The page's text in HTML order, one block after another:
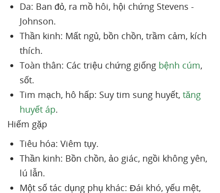
Da: Ban đỏ, ra mồ hôi, hội chứng Stevens -
Johnson.
Thần kinh: Mất ngủ, bồn chồn, trầm cảm, kích
thích.
Toàn thân: Các triệu chứng giống bệnh cúm,
sốt.
Tim mạch, hô hấp: Suy tim sung huyết, tăng
huyết áp.
Hiếm gặp
Tiêu hóa: Viêm tụy.
Thần kinh: Bồn chồn, ảo giác, ngồi không yên,
lú lẫn.
Một số tác dụng phụ khác: Đái khó, yếu mệt,